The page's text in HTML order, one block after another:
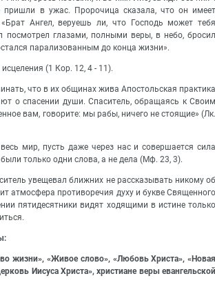
в ужас. Пророчица сказала, что он имеет
Ангел, веруешь ли, что Господь может тебя
посмотрел глазами, полными веры, в небо, бросил
парализованным до конца жизни».
(1 Кор. 12, 4 - 11).
что в их общинах жива Апостольская практика
о спасении души. Спаситель, обращаясь к Своим
вам, говорите: мы рабы, ничего не стоящие» (Лк.
мир, пусть даже через нас и совершается сила
только одни слова, а не дела (Мф. 23, 3).
увещевал ближних не рассказывать никому об
атмосфера противоречия духу и букве Священного
пятидесятники видят ходящими в истине только
жизни», «Живое слово», «Любовь Христа», «Новая
Иисуса Христа», христиане веры евангельской